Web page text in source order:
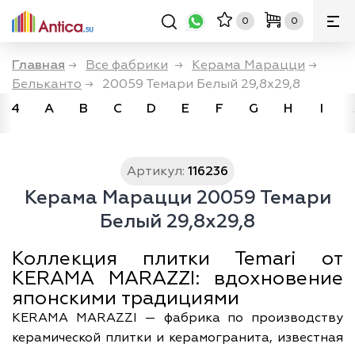
0 0
Главная → Все фабрики → Керама Марацци →
Бельканто →
20059 Темари Белый 29,8x29,8
4
A B C D E F G H I
Артикул: 116236
Керама Марацци 20059 Темари
Белый 29,8x29,8
Коллекция плитки Temari от
KERAMA MARAZZI: вдохновение
японскими традициями
KERAMA MARAZZI — фабрика по производству
керамической плитки и керамогранита, известная